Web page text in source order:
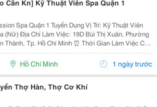
Cần Kn] Kỹ Thuật Viên Spa Quận 1
Spa Quận 1 Tuyển Dụng Vị Trí: Kỹ Thuật Viên
Việc: 19D Bùi Thị Xuân, Phường
Tp. Hồ Chí Minh ⏰ Thời Gian Làm Việc Ca
22:00 Ca 2: 12:00 - 00:00 Nghỉ 04
Ngày/Tháng. Mô Tả Công Việc - Thực...
Hồ Chí Minh 1 ngày trước
Thợ Hàn, Thợ Cơ Khí